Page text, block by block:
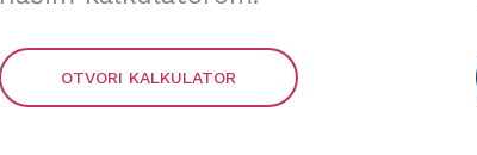
OTVORI KALKULATOR